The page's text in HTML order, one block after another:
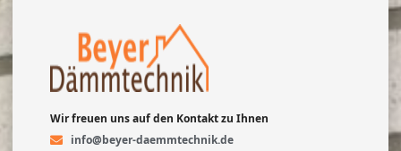
Wir freuen uns auf den Kontakt zu Ihnen
info@beyer-daemmtechnik.de